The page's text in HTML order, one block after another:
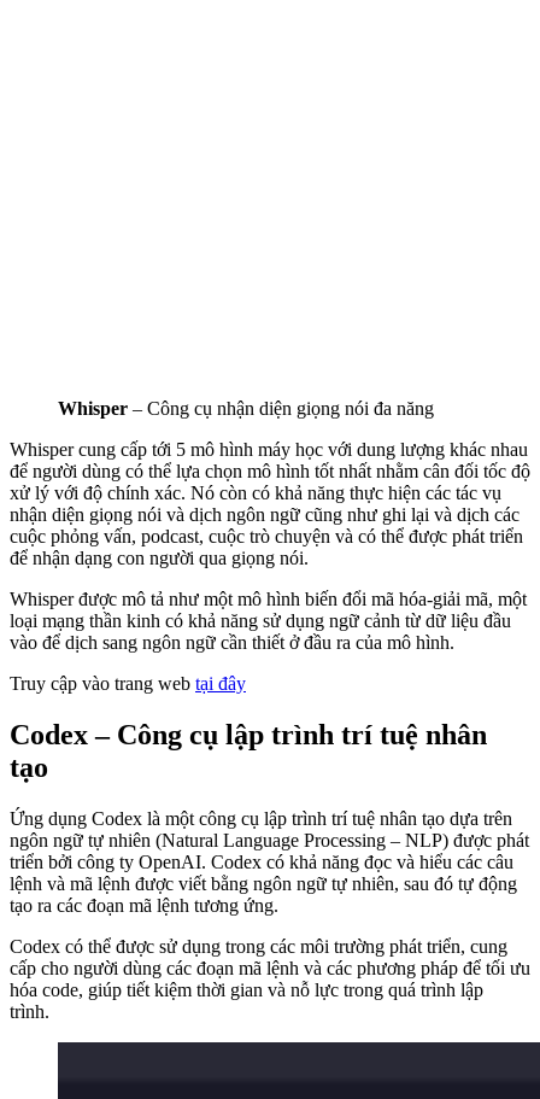
Whisper – Công cụ nhận diện giọng nói đa năng
Whisper cung cấp tới 5 mô hình máy học với dung lượng khác nhau
để người dùng có thể lựa chọn mô hình tốt nhất nhằm cân đối tốc độ
xử lý với độ chính xác. Nó còn có khả năng thực hiện các tác vụ
nhận diện giọng nói và dịch ngôn ngữ cũng như ghi lại và dịch các
cuộc phỏng vấn, podcast, cuộc trò chuyện và có thể được phát triển
để nhận dạng con người qua giọng nói.
Whisper được mô tả như một mô hình biến đổi mã hóa-giải mã, một
loại mạng thần kinh có khả năng sử dụng ngữ cảnh từ dữ liệu đầu
vào để dịch sang ngôn ngữ cần thiết ở đầu ra của mô hình.
Truy cập vào trang web tại đây
Codex– Công cụ lập trình trí tuệ nhân
tạo
Ứng dụng Codex là một công cụ lập trình trí tuệ nhân tạo dựa trên
ngôn ngữ tự nhiên (Natural Language Processing – NLP) được phát
triển bởi công ty OpenAI. Codex có khả năng đọc và hiểu các câu
lệnh và mã lệnh được viết bằng ngôn ngữ tự nhiên, sau đó tự động
tạo ra các đoạn mã lệnh tương ứng.
Codex có thể được sử dụng trong các môi trường phát triển, cung
cấp cho người dùng các đoạn mã lệnh và các phương pháp để tối ưu
hóa code, giúp tiết kiệm thời gian và nỗ lực trong quá trình lập
trình.